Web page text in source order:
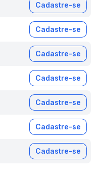
Cadastre-se
Cadastre-se
Cadastre-se
Cadastre-se
Cadastre-se
Cadastre-se
Cadastre-se